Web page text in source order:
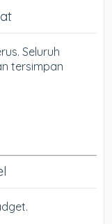
Seluruh
tersimpan